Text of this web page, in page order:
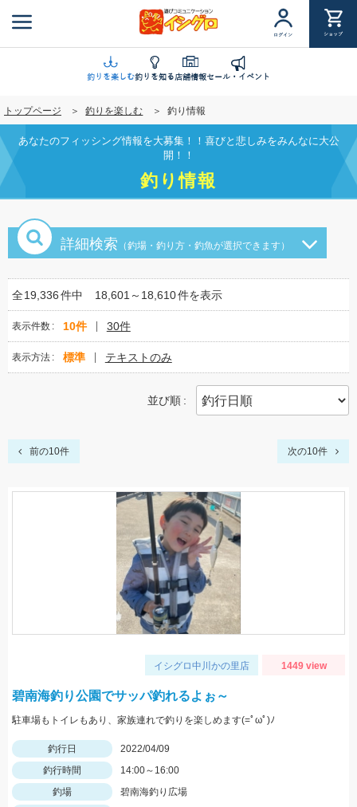
ン
に
移
動
ログイン ショップ
釣りを楽しむ釣りを知る店舗情報セール・イベント
トップページ 釣りを楽しむ 釣り情報
あなたのフィッシング情報を大募集！！喜びと悲しみをみんなに大公
開！！
釣り情報
詳細検索 （釣場・釣り方・釣魚が選択できます）
全19,336件中 18,601～18,610件を表示
表示件数 10件 30件
表示方法 標準 テキストのみ
並び順
前の10件 次の10件
イシグロ中川かの里店 1449 view
碧南海釣り公園でサッパ釣れるよぉ～
駐車場もトイレもあり、家族連れで釣りを楽しめます(=ﾟωﾟ)ﾉ
釣行日
2022/04/09
釣行時間
14:00～16:00
釣場
碧南海釣り広場